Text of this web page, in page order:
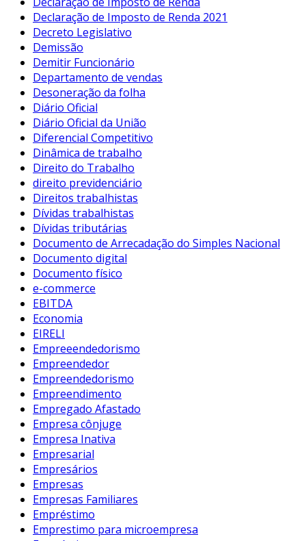
Declaração de Imposto de Renda 2021
Decreto Legislativo
Demissão
Demitir Funcionário
Departamento de vendas
Desoneração da folha
Diário Oficial
Diário Oficial da União
Diferencial Competitivo
Dinâmica de trabalho
Direito do Trabalho
direito previdenciário
Direitos trabalhistas
Dívidas trabalhistas
Dívidas tributárias
Documento de Arrecadação do Simples Nacional
Documento digital
Documento físico
e-commerce
EBITDA
Economia
EIRELI
Empreeendedorismo
Empreendedor
Empreendedorismo
Empreendimento
Empregado Afastado
Empresa cônjuge
Empresa Inativa
Empresarial
Empresários
Empresas
Empresas Familiares
Empréstimo
Emprestimo para microempresa